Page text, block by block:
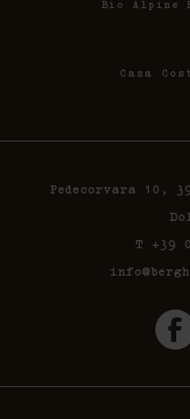
Bio Alpine
Casa
Pedecorvara 10,
T +39